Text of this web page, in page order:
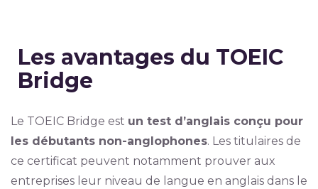
Les avantages du TOEIC
Bridge
Le TOEIC Bridge est un test d’anglais conçu pour
les débutants non-anglophones. Les titulaires de
ce certificat peuvent notamment prouver aux
entreprises leur niveau de langue en anglais dans le